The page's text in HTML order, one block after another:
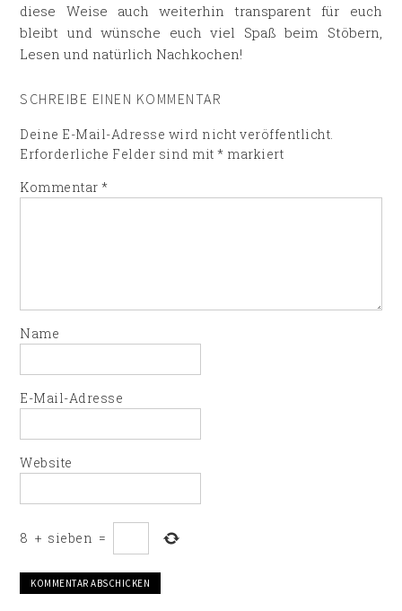
diese Weise auch weiterhin transparent für euch
bleibt und wünsche euch viel Spaß beim Stöbern,
Lesen und natürlich Nachkochen!
SCHREIBE EINEN KOMMENTAR
Deine E-Mail-Adresse wird nicht veröffentlicht.
Erforderliche Felder sind mit* markiert
Kommentar*
Name
E-Mail-Adresse
Website
8 + sieben =